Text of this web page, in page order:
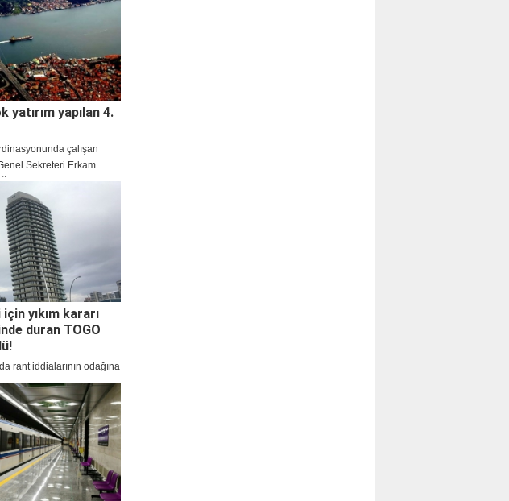
yatırım yapılan 4.
çalışan
Sekreteri Erkam
Londra, Paris ve
yatırım yapılan dördüncü
ve MENA
dedi.
yıkım kararı
duran TOGO
rant iddialarının odağına
gelişme yaşandı.
yıkım kararını Ankara